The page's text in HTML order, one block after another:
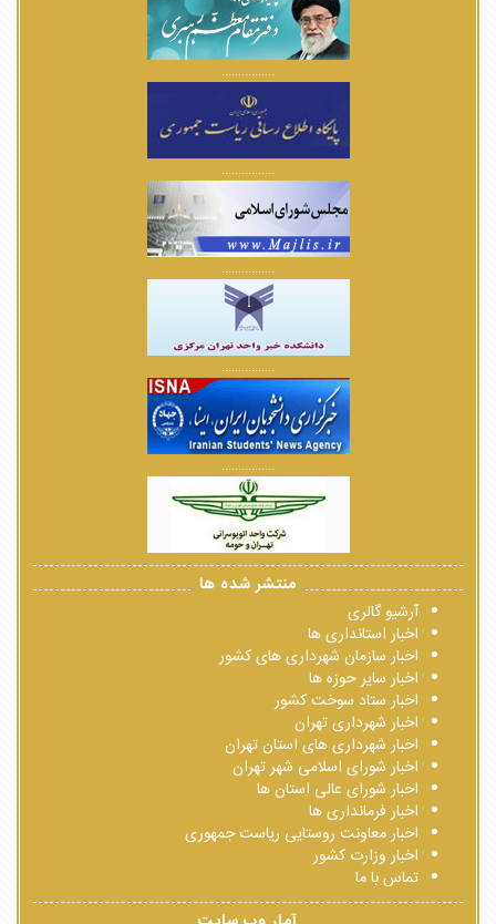
................
................
................
................
................
منتشر شده ها
آرشیو گالری
اخبار استانداری ها
اخبار سازمان شهرداری های کشور
اخبار سایر حوزه ها
اخبار ستاد سوخت کشور
اخبار شهرداری تهران
اخبار شهرداری های استان تهران
اخبار شورای اسلامی شهر تهران
اخبار شورای عالی استان ها
اخبار فرمانداری ها
اخبار معاونت روستایی ریاست جمهوری
اخبار وزارت کشور
تماس با ما